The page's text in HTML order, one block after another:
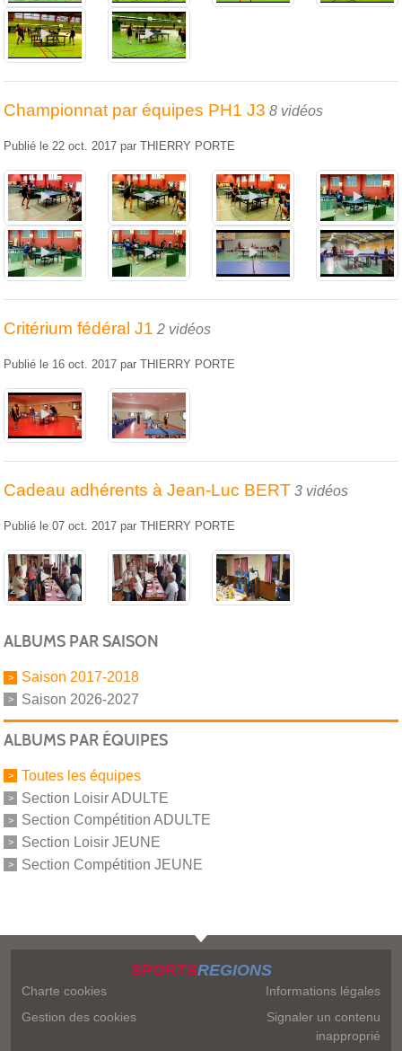
Championnat par équipes PH1 J3 8 vidéos
Publié le 22 oct. 2017 par THIERRY PORTE
Critérium fédéral J1 2 vidéos
Publié le 16 oct. 2017 par THIERRY PORTE
Cadeau adhérents à Jean-Luc BERT 3 vidéos
Publié le 07 oct. 2017 par THIERRY PORTE
ALBUMS PAR SAISON
Saison 2017-2018
Saison 2026-2027
ALBUMS PAR ÉQUIPES
Toutes les équipes
Section Loisir ADULTE
Section Compétition ADULTE
Section Loisir JEUNE
Section Compétition JEUNE
SPORTSREGIONS
Charte cookies
Gestion des cookies
Informations légales
Signaler un contenu
inapproprié